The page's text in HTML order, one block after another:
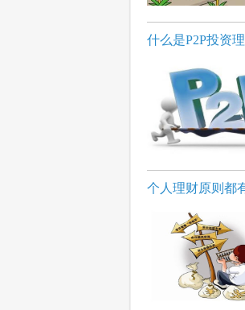
什么是P2P投资
个人理财原则都